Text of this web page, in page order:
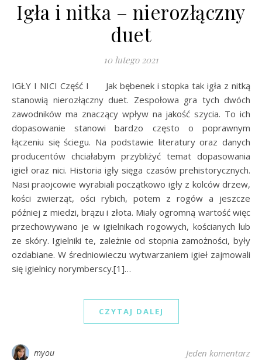
Igła i nitka – nierozłączny
duet
10 lutego 2021
IGŁY I NICI Część I Jak bębenek i stopka tak igła z nitką
stanowią nierozłączny duet. Zespołowa gra tych dwóch
zawodników ma znaczący wpływ na jakość szycia. To ich
dopasowanie stanowi bardzo często o poprawnym
łączeniu się ściegu. Na podstawie literatury oraz danych
producentów chciałabym przybliżyć temat dopasowania
igieł oraz nici. Historia igły sięga czasów prehistorycznych.
Nasi praojcowie wyrabiali początkowo igły z kolców drzew,
kości zwierząt, ości rybich, potem z rogów a jeszcze
później z miedzi, brązu i złota. Miały ogromną wartość więc
przechowywano je w igielnikach rogowych, kościanych lub
ze skóry. Igielniki te, zależnie od stopnia zamożności, były
ozdabiane. W średniowieczu wytwarzaniem igieł zajmowali
się igielnicy norymberscy.[1]…
CZYTAJ DALEJ
myou Jeden komentarz